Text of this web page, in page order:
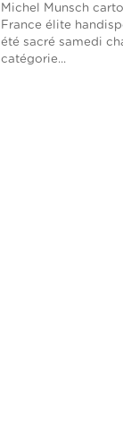
Michel Munsch
France élite
été sacré samedi
catégorie...